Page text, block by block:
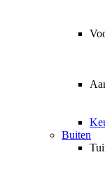
Buiten